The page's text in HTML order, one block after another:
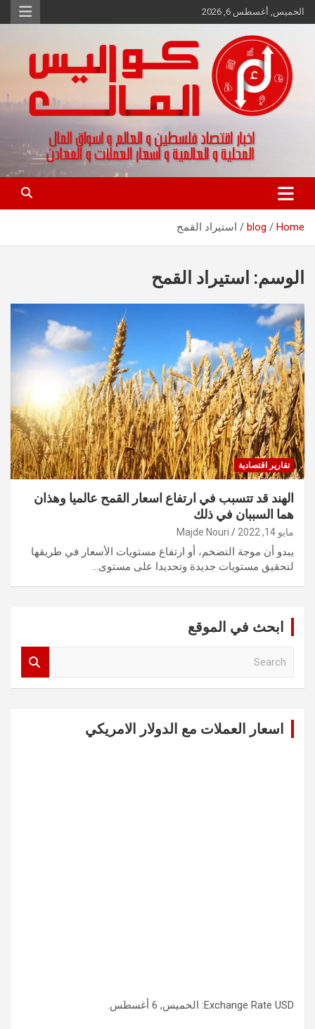
Skip
to
الخميس, أغسطس 6, 2026
كواليس المال
اخبار اقتصاد فلسطين و العالم و تقارير اسواق المال و العملات
Home
blog استيراد القمح
الوسم: استيراد القمح
تقارير اقتصادية
الهند قد تتسبب في ارتفاع اسعار القمح عالميا وهذان
هما السببان في ذلك
مايو 14, 2022 Majde Nouri
يبدو أن موجة التضخم، أو ارتفاع مستويات الأسعار في طريقها
لتحقيق مستويات جديدة وتحديدا على مستوى…
ابحث في الموقع
اسعار العملات مع الدولار الامريكي
Exchange Rate USD : الخميس, 6 أغسطس.